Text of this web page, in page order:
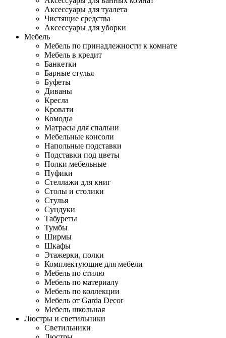
Аксессуары для туалета
Чистящие средства
Аксессуары для уборки
Мебель
Мебель по принадлежности к комнате
Мебель в кредит
Банкетки
Барные стулья
Буфеты
Диваны
Кресла
Кровати
Комоды
Матрасы для спальни
Мебельные консоли
Напольные подставки
Подставки под цветы
Полки мебельные
Пуфики
Стеллажи для книг
Столы и столики
Стулья
Сундуки
Табуреты
Тумбы
Ширмы
Шкафы
Этажерки, полки
Комплектующие для мебели
Мебель по стилю
Мебель по материалу
Мебель по коллекции
Мебель от Garda Decor
Мебель школьная
Люстры и светильники
Светильники